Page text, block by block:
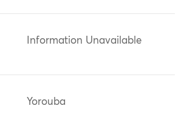
Information Unavailable
Yorouba